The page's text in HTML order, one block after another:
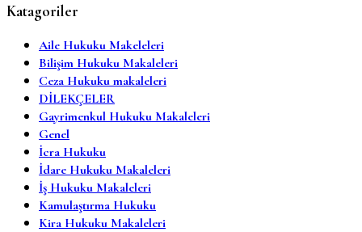
Katagoriler
Aile Hukuku Makeleleri
Bilişim Hukuku Makaleleri
Ceza Hukuku makaleleri
DİLEKÇELER
Gayrimenkul Hukuku Makaleleri
Genel
İcra Hukuku
İdare Hukuku Makaleleri
İş Hukuku Makaleleri
Kamulaştırma Hukuku
Kira Hukuku Makaleleri